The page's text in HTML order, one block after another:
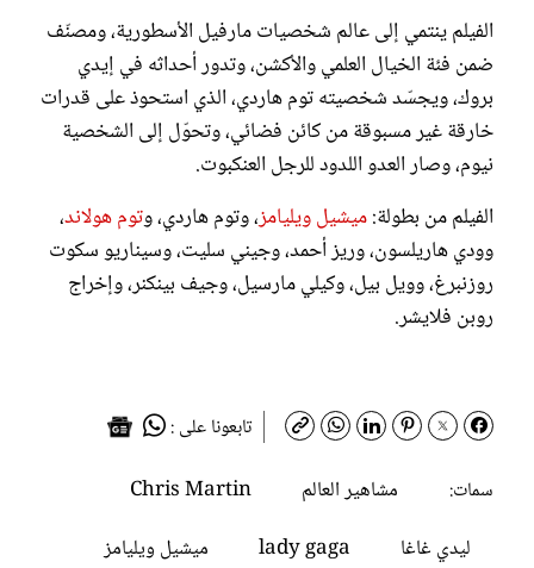
الفيلم ينتمي إلى عالم شخصيات مارفيل الأسطورية، ومصنّف
ضمن فئة الخيال العلمي والأكشن، وتدور أحداثه في إيدي
بروك، ويجسّد شخصيته توم هاردي، الذي استحوذ على قدرات
خارقة غير مسبوقة من كائن فضائي، وتحوّل إلى الشخصية
نيوم، وصار العدو اللدود للرجل العنكبوت.
الفيلم من بطولة:ميشيل ويليامز، وتوم هاردي، وتوم هولاند،
وودي هاريلسون، وريز أحمد، وجيني سليت، وسيناريو سكوت
روزنبرغ، وويل بيل، وكيلي مارسيل، وجيف بينكنر، وﺇﺧﺮاﺝ
روبن فلايشر.
تابعونا على :
سمات:
مشاهير العالم
Chris Martin
ليدي غاغا
lady gaga
ميشيل ويليامز